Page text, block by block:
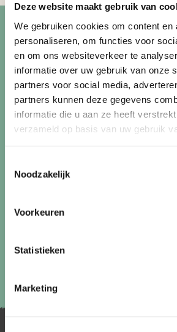
Deze website maakt gebruik van
We gebruiken cookies om content en
personaliseren, om functies voor
en om ons websiteverkeer te
informatie over uw gebruik van onze
partners voor social media,
partners kunnen deze gegevens
informatie die u aan ze heeft
verzameld op basis van uw gebruik
Noodzakelijk
Voorkeuren
Statistieken
Marketing
Blijf op de hoogte
mooiste reizen
Ontvang circa 1 maal per maand
laatste aanbiedingen. U kunt zich elk
uitschrijven via de afmeldlink in de
Aanmelden
hoe wij
gegevens.